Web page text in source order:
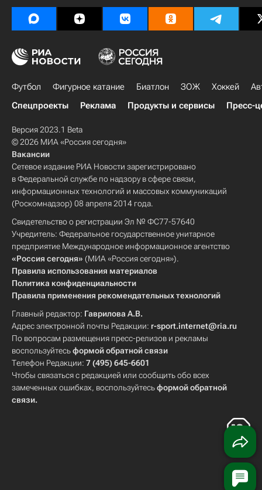
Футбол Фигурное катание Биатлон ЗОЖ Хоккей
Спецпроекты
Реклама Продукты и сервисы Пресс-
Версия 2023.1 Beta
© 2026 МИА «Россия сегодня»
Вакансии
Сетевое издание РИА Новости зарегистрировано
в Федеральной службе по надзору в сфере связи,
информационных технологий и массовых коммуникаций
(Роскомнадзор) 08 апреля 2014 года.
Свидетельство о регистрации Эл № ФС77-57640
Учредитель: Федеральное государственное унитарное
предприятие Международное информационное агентство
«Россия сегодня» (МИА «Россия сегодня»).
Правила использования материалов
Политика конфиденциальности
Правила применения рекомендательных технологий
Главный редактор: Гаврилова А.В.
Адрес электронной почты Редакции: r-sport.internet@ria.ru
По вопросам размещения пресс-релизов и рекламы
воспользуйтесьформой обратной связи
Телефон Редакции: 7 (495) 645-6601
Чтобы связаться с редакцией или сообщить обо всех
замеченных ошибках, воспользуйтесьформой обратной
связи.